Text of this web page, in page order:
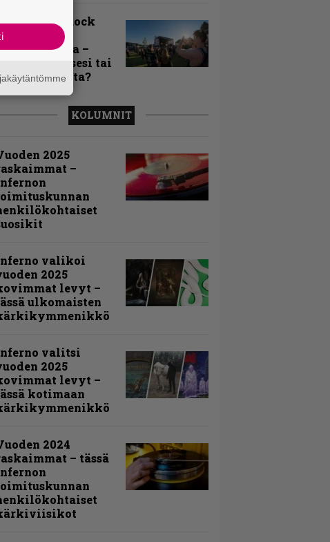
Smith Rock
–
bongaatko itsesi tai
joukosta?
KOLUMNIT
2025
–
valikoi
2025
levyt –
ulkomaisten
valitsi
2025
levyt –
kotimaan
2024
– tässä